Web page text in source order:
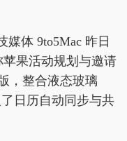
媒体 9to5Mac 昨日
苹果活动规划与邀请
，整合液态玻璃
了日历自动同步与共